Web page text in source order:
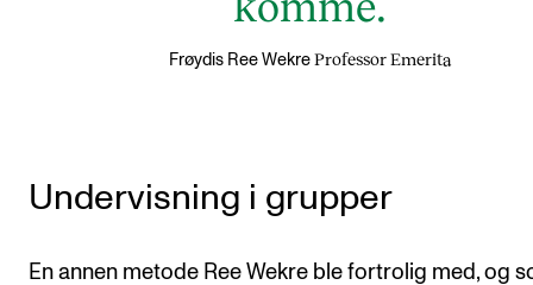
Frøydis Ree Wekre Professor Emerita
Undervisning i grupper
En annen metode Ree Wekre ble fortrolig med, og